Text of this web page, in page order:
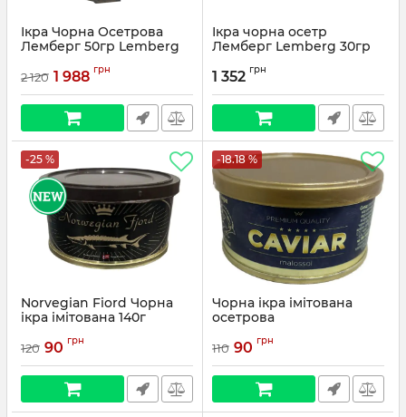
Ікра Чорна Осетрова
Лемберг 50гр Lemberg
2 120 1 988 грн
Ікра чорна осетр
Лемберг Lemberg 30гр
1 352 грн
-25 %
Norvegian Fiord Чорна
ікра імітована 140г
120 90 грн
-18.18 %
Чорна ікра імітована
осетрова
Королі" Україна) 130г
110 90 грн